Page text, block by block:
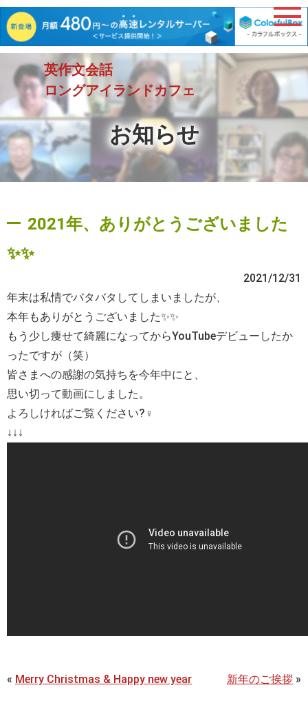
英作文会話
ロングアイランドカフェ
お知らせ
2021年、ありがとうございました
✨✨
2021/12/31
年末は私情でバタバタしてしまいましたが、
本年もありがとうございました✨✨
もう少し痩せて綺麗になってからYouTubeデビューしたか
ったですが（笑）
皆さまへの感謝の気持ちを今年中にと、
思い切って動画にしました。
よろしければご覧ください?‍♀️
↓↓↓
« Merry Christmas & Happy new year 新年のご挨拶 »